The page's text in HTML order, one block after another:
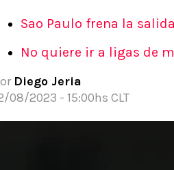
Sao Paulo frena la
No quiere ir a ligas de
Diego Jeria
08/2023 - 15:00hs CLT